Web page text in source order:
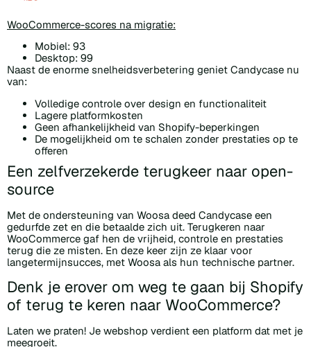
WooCommerce-scores na migratie:
Mobiel: 93
Desktop: 99
Naast de enorme snelheidsverbetering geniet Candycase nu
van:
Volledige controle over design en functionaliteit
Lagere platformkosten
Geen afhankelijkheid van Shopify-beperkingen
De mogelijkheid om te schalen zonder prestaties op te
offeren
Een zelfverzekerde terugkeer naar open-
source
Met de ondersteuning van Woosa deed Candycase een
gedurfde zet en die betaalde zich uit. Terugkeren naar
WooCommerce gaf hen de vrijheid, controle en prestaties
terug die ze misten. En deze keer zijn ze klaar voor
langetermijnsucces, met Woosa als hun technische partner.
Denk je erover om weg te gaan bij Shopify
of terug te keren naar WooCommerce?
Laten we praten! Je webshop verdient een platform dat met je
meegroeit.